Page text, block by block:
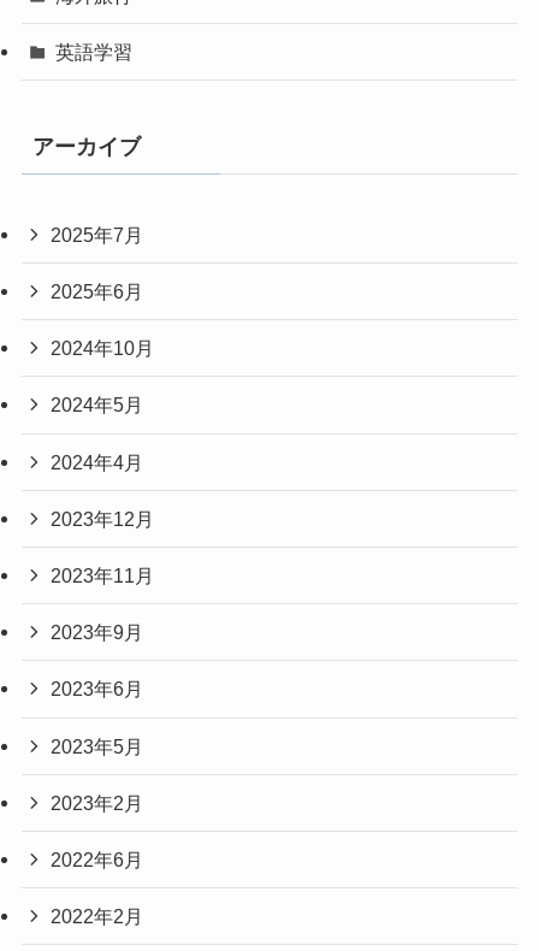
英語学習
アーカイブ
2025年7月
2025年6月
2024年10月
2024年5月
2024年4月
2023年12月
2023年11月
2023年9月
2023年6月
2023年5月
2023年2月
2022年6月
2022年2月